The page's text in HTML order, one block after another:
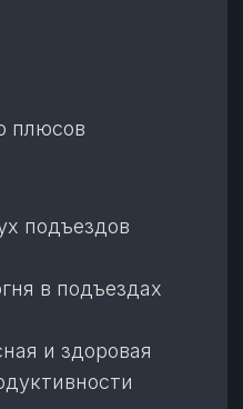
плюсов
подъездов
в подъездах
и здоровая